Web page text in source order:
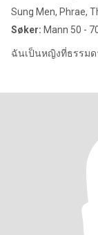
Sung Men, Phrae,
Søker: Mann 50 -
ฉันเป็นหญิงที่ธรรม